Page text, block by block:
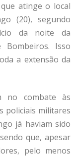
atinge o local
(20), segundo
da noite da
Isso
a extensão da
no combate às
policiais militares
já haviam sido
que, apesar
pelo menos